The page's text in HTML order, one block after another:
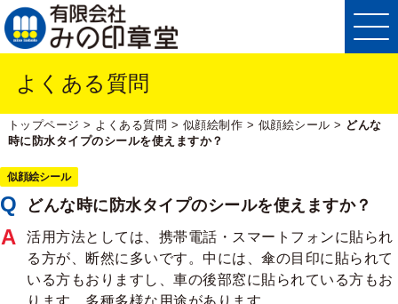
よくある質問
トップページ > よくある質問 > 似顔絵制作 > 似顔絵シール > どんな
時に防水タイプのシールを使えますか？
似顔絵シール
どんな時に防水タイプのシールを使えますか？
活用方法としては、携帯電話・スマートフォンに貼られ
る方が、断然に多いです。中には、傘の目印に貼られて
いる方もおりますし、車の後部窓に貼られている方もお
ります。多種多様な用途があります。